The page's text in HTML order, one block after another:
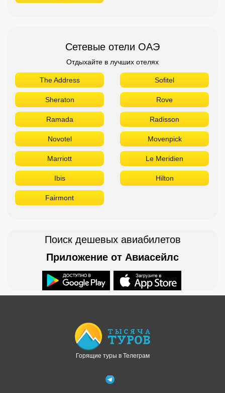
Сетевые отели ОАЭ
Отдыхайте в лучших отелях
The Address Sofitel
Sheraton Rove
Ramada Radisson
Novotel Movenpick
Marriott Le Meridien
Ibis Hilton
Fairmont
Поиск дешевых авиабилетов
Приложение от Авиасейлс
Горящие туры в Телеграм